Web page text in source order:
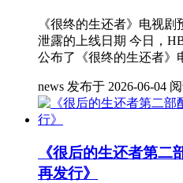
《很终的生还者》电视
泄露的上线日期 今日，
公布了《很终的生还者》
news 发布于 2026-06-04
《很后的生还者第二
再发行》